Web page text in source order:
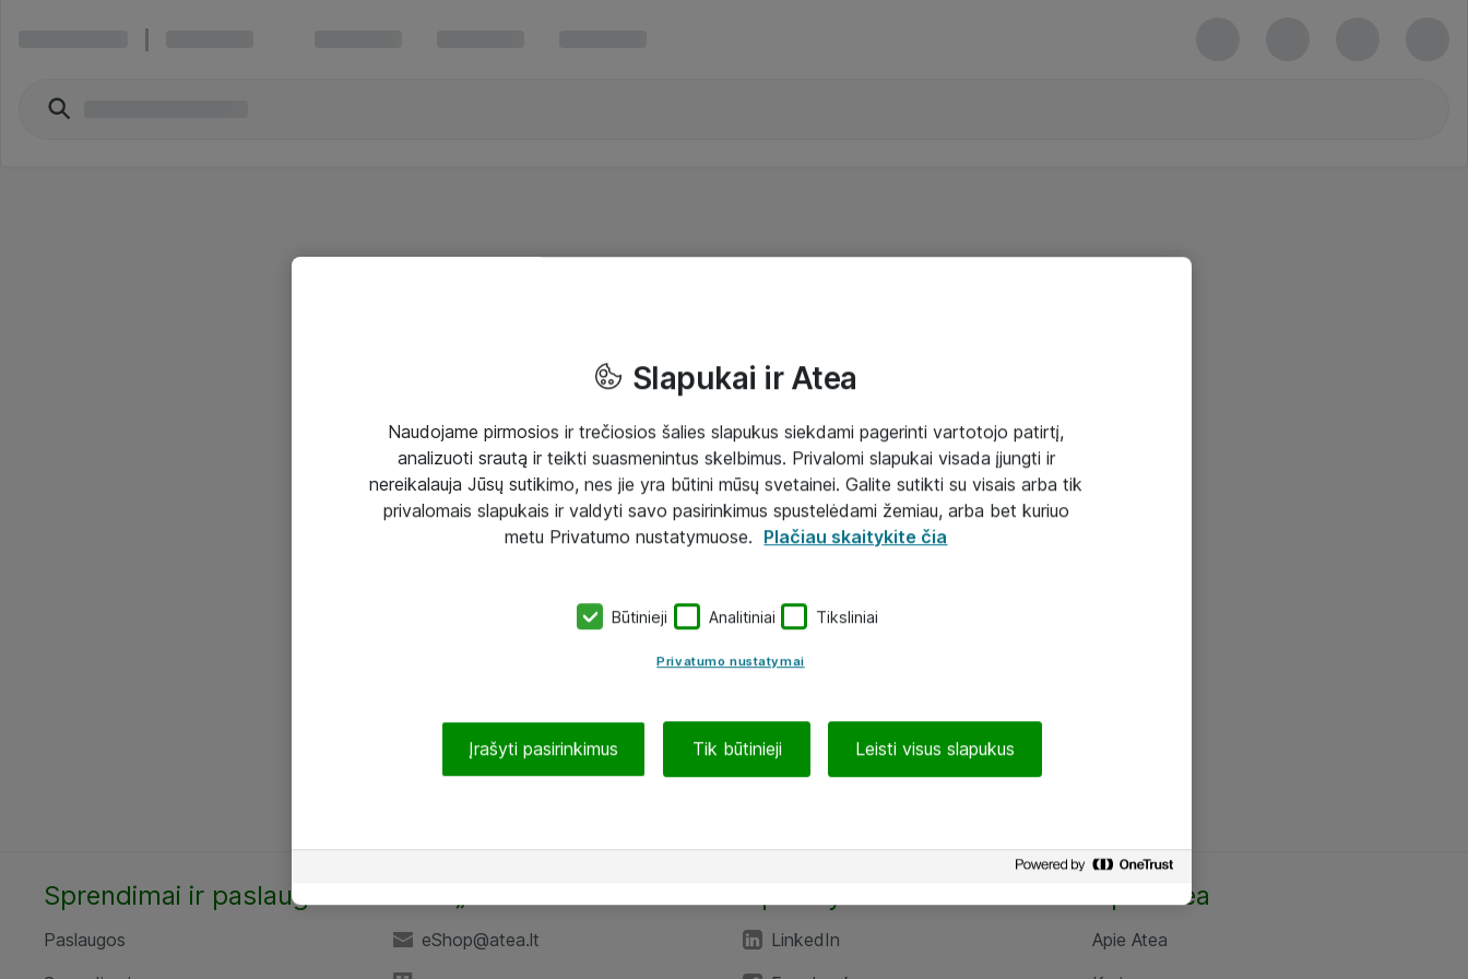
Sprendimai ir paslaugos
Paslaugos
eShop@atea.lt
LinkedIn
Apie Atea
Apie Atea
Slapukai ir Atea
Naudojame pirmosios ir trečiosios šalies slapukus siekdami pagerinti vartotojo patirtį,
analizuoti srautą ir teikti suasmenintus skelbimus. Privalomi slapukai visada įjungti ir
nereikalauja Jūsų sutikimo, nes jie yra būtini mūsų svetainei. Galite sutikti su visais arba tik
privalomais slapukais ir valdyti savo pasirinkimus spustelėdami žemiau, arba bet kuriuo
metu Privatumo nustatymuose. Plačiau skaitykite čia
Būtinieji Analitiniai Tiksliniai
Privatumo nustatymai
Įrašyti pasirinkimus Tik būtinieji Leisti visus slapukus